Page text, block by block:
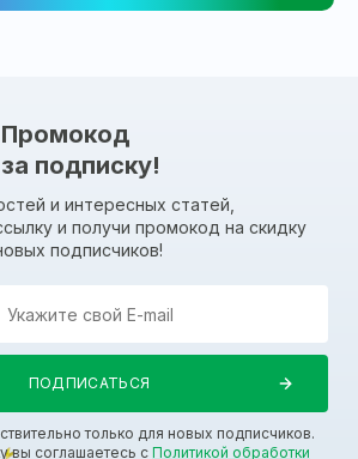
Промокод
за подписку!
и интересных статей,
и получи промокод на скидку
подписчиков!
только для новых подписчиков.
вы соглашаетесь сПолитикой обработки